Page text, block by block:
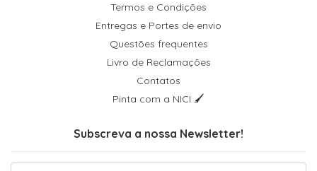
Termos e Condições
Entregas e Portes de envio
Questões frequentes
Livro de Reclamações
Contatos
Pinta com a NICI 🖌
Subscreva a nossa Newsletter!